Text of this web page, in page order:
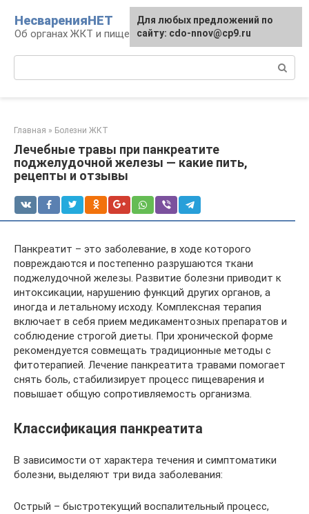
контенту
НесваренияНЕТ
Об органах ЖКТ и пищеварении
Главная » Болезни ЖКТ
Лечебные травы при панкреатите
поджелудочной железы — какие пить,
рецепты и отзывы
Панкреатит – это заболевание, в ходе которого
повреждаются и постепенно разрушаются ткани
поджелудочной железы. Развитие болезни приводит к
интоксикации, нарушению функций других органов, а
иногда и летальному исходу. Комплексная терапия
включает в себя прием медикаментозных препаратов и
соблюдение строгой диеты. При хронической форме
рекомендуется совмещать традиционные методы с
фитотерапией. Лечение панкреатита травами помогает
снять боль, стабилизирует процесс пищеварения и
повышает общую сопротивляемость организма.
Классификация панкреатита
В зависимости от характера течения и симптоматики
болезни, выделяют три вида заболевания:
Острый – быстротекущий воспалительный процесс,
Для любых предложений по
сайту: cdo-nnov@cp9.ru